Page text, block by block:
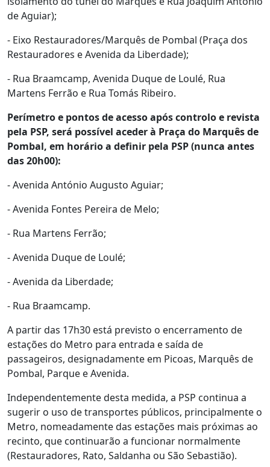
de Aguiar);
- Eixo Restauradores/Marquês de Pombal (Praça dos
Restauradores e Avenida da Liberdade);
- Rua Braamcamp, Avenida Duque de Loulé, Rua
Martens Ferrão e Rua Tomás Ribeiro.
Perímetro e pontos de acesso após controlo e revista
pela PSP, será possível aceder à Praça do Marquês de
Pombal, em horário a definir pela PSP (nunca antes
das 20h00):
- Avenida António Augusto Aguiar;
- Avenida Fontes Pereira de Melo;
- Rua Martens Ferrão;
- Avenida Duque de Loulé;
- Avenida da Liberdade;
- Rua Braamcamp.
A partir das 17h30 está previsto o encerramento de
estações do Metro para entrada e saída de
passageiros, designadamente em Picoas, Marquês de
Pombal, Parque e Avenida.
Independentemente desta medida, a PSP continua a
sugerir o uso de transportes públicos, principalmente o
Metro, nomeadamente das estações mais próximas ao
recinto, que continuarão a funcionar normalmente
(Restauradores, Rato, Saldanha ou São Sebastião).